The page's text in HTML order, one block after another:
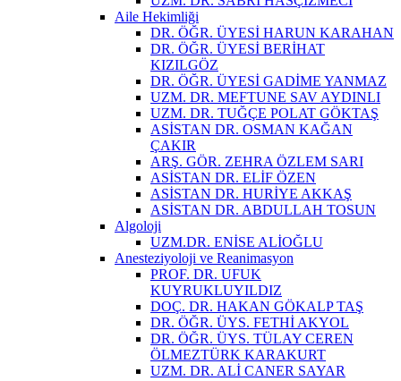
Aile Hekimliği
DR. ÖĞR. ÜYESİ HARUN KARAHAN
DR. ÖĞR. ÜYESİ BERİHAT
KIZILGÖZ
DR. ÖĞR. ÜYESİ GADİME YANMAZ
UZM. DR. MEFTUNE SAV AYDINLI
UZM. DR. TUĞÇE POLAT GÖKTAŞ
ASİSTAN DR. OSMAN KAĞAN
ÇAKIR
ARŞ. GÖR. ZEHRA ÖZLEM SARI
ASİSTAN DR. ELİF ÖZEN
ASİSTAN DR. HURİYE AKKAŞ
ASİSTAN DR. ABDULLAH TOSUN
Algoloji
UZM.DR. ENİSE ALİOĞLU
Anesteziyoloji ve Reanimasyon
PROF. DR. UFUK
KUYRUKLUYILDIZ
DOÇ. DR. HAKAN GÖKALP TAŞ
DR. ÖĞR. ÜYS. FETHİ AKYOL
DR. ÖĞR. ÜYS. TÜLAY CEREN
ÖLMEZTÜRK KARAKURT
UZM. DR. ALİ CANER SAYAR